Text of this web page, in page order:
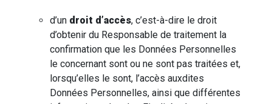
d’un droit d’accès, c’est-à-dire le droit
d’obtenir du Responsable de traitement la
confirmation que les Données Personnelles
le concernant sont ou ne sont pas traitées et,
lorsqu’elles le sont, l’accès auxdites
Données Personnelles, ainsi que différentes